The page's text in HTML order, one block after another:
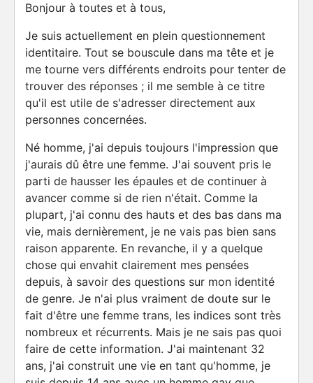
Bonjour à toutes et à tous,
Je suis actuellement en plein questionnement
identitaire. Tout se bouscule dans ma tête et je
me tourne vers différents endroits pour tenter de
trouver des réponses ; il me semble à ce titre
qu'il est utile de s'adresser directement aux
personnes concernées.
Né homme, j'ai depuis toujours l'impression que
j'aurais dû être une femme. J'ai souvent pris le
parti de hausser les épaules et de continuer à
avancer comme si de rien n'était. Comme la
plupart, j'ai connu des hauts et des bas dans ma
vie, mais dernièrement, je ne vais pas bien sans
raison apparente. En revanche, il y a quelque
chose qui envahit clairement mes pensées
depuis, à savoir des questions sur mon identité
de genre. Je n'ai plus vraiment de doute sur le
fait d'être une femme trans, les indices sont très
nombreux et récurrents. Mais je ne sais pas quoi
faire de cette information. J'ai maintenant 32
ans, j'ai construit une vie en tant qu'homme, je